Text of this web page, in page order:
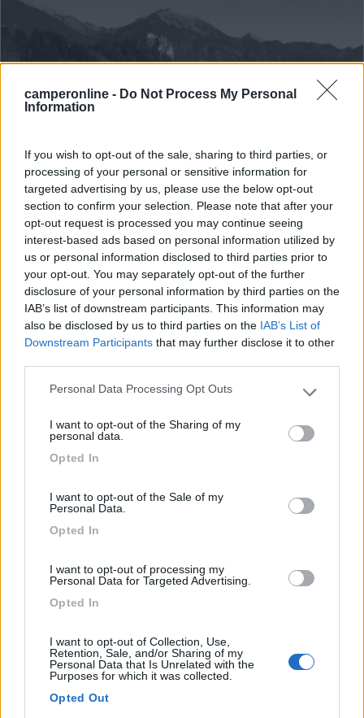
camperonline - Do Not Process My Personal
Information
If you wish to opt-out of the sale, sharing to third parties, or
processing of your personal or sensitive information for
targeted advertising by us, please use the below opt-out
section to confirm your selection. Please note that after your
opt-out request is processed you may continue seeing
interest-based ads based on personal information utilized by
us or personal information disclosed to third parties prior to
your opt-out. You may separately opt-out of the further
disclosure of your personal information by third parties on the
IAB’s list of downstream participants. This information may
also be disclosed by us to third parties on the IAB’s List of
Downstream Participants that may further disclose it to other
Please note that this website/app uses one or more Google
not limited to your visit or usage behaviour. You may click to
grant or deny consent to Google and its third-party tags to
use your data for below specified purposes in below Google
Personal Data Processing Opt Outs
I want to opt-out of the Sharing of my
personal data.
Opted In
I want to opt-out of the Sale of my
Personal Data.
Opted In
I want to opt-out of processing my
Personal Data for Targeted Advertising.
Opted In
I want to opt-out of Collection, Use,
Retention, Sale, and/or Sharing of my
Personal Data that Is Unrelated with the
Purposes for which it was collected.
Opted Out
Campeggio
Camping Bled
9,2 10
Servizi / Posizione
Situato sulle rive dal lago e nel cuore delle Alpi Giulie...
Postojna Cave Parking
7,7 32
Servizi / Posizione